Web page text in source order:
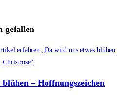
gefallen
– Hoffnungszeichen